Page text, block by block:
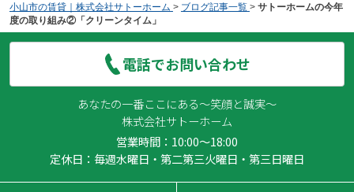
小山市の賃貸｜株式会社サトーホーム > ブログ記事一覧 > サトーホームの今年
度の取り組み②「クリーンタイム」
電話でお問い合わせ
あなたの一番ここにある～笑顔と誠実～
株式会社サトーホーム
営業時間：10:00～18:00
定休日：毎週水曜日・第二第三火曜日・第三日曜日